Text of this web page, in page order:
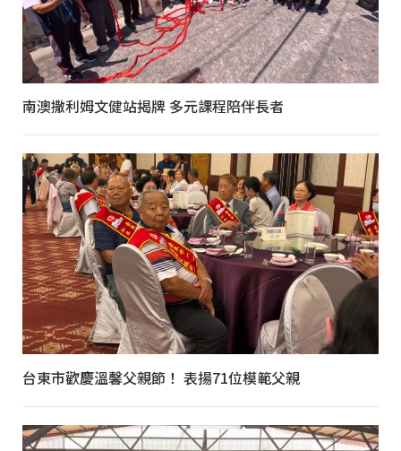
南澳撒利姆文健站揭牌 多元課程陪伴長者
台東市歡慶溫馨父親節！ 表揚71位模範父親